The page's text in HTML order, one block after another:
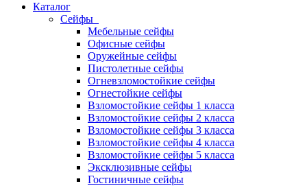
Каталог
Сейфы
Мебельные сейфы
Офисные сейфы
Оружейные сейфы
Пистолетные сейфы
Огневзломостойкие сейфы
Огнестойкие сейфы
Взломостойкие сейфы 1 класса
Взломостойкие сейфы 2 класса
Взломостойкие сейфы 3 класса
Взломостойкие сейфы 4 класса
Взломостойкие сейфы 5 класса
Эксклюзивные сейфы
Гостиничные сейфы